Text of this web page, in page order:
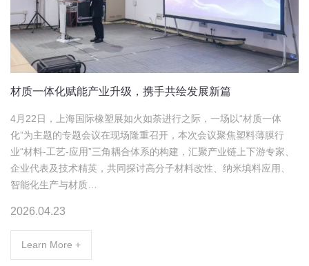
材质一体化赋能产业升级，携手共绘发展新篇
4月22日，上海国际橡塑展如火如荼进行之际，一场以“材质一体
化”为主题的专题会议在现场隆重召开，本次会议聚焦塑料薄膜行
业“材料-工艺-应用”三角耦合体系的构建，汇聚产业链上下游专家、
企业代表及技术精英，共同探讨高分子材料改性、纳米填料应用、
智能化生产与材质…
2026.04.23
Learn More +